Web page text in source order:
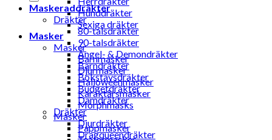
Hunddräkter
Sexiga dräkter
Masker
Masker
Barnmasker
Djurmasker
Halloweenmasker
Karaktärsmasker
Morphmasks
Masker
Pappmasker
Maskeraddräkter
Dräkter
80-talsdräkter
90-talsdräkter
Ängel- & Demondräkter
Barndräkter
Bokstavsdräkter
Budgetdräkter
Damdräkter
Dräkter
Djurdräkter
Dragqueendräkter